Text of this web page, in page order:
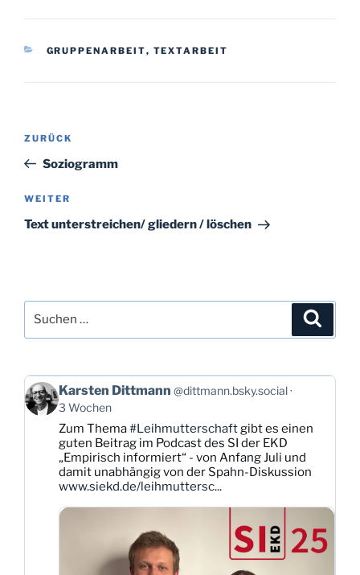
KATEGORIEN
GRUPPENARBEIT, TEXTARBEIT
Beitragsnavigation
Vorheriger
Beitrag
ZURÜCK
Soziogramm
Nächster
Beitrag
WEITER
Text unterstreichen/ gliedern / löschen
nach:
Beitrag
von
Karsten
Dittmann
Bluesky
ansehen
Karsten Dittmann @dittmann.bsky.social
3 Wochen
Zum Thema#Leihmutterschaftgibt es einen
guten Beitrag im Podcast des SI der EKD
„Empirisch informiert“ - von Anfang Juli und
damit unabhängig von der Spahn-Diskussion
www.siekd.de/leihmuttersc...